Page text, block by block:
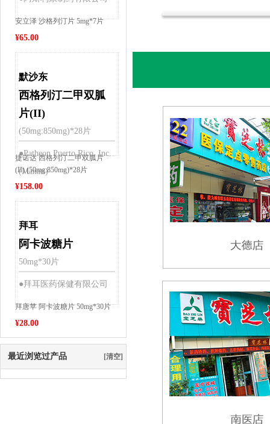
安立泽 沙格列汀片 5mg*7片
¥65.00
默沙东
西格列汀二甲双胍
片(II)
(50mg:850mg)*28片
●Patheon Puerto Rico, Inc.
(Manati)
捷诺达 西格列汀二甲双胍片
(II) (50mg:850mg)*28片
¥158.00
拜耳
阿卡波糖片
50mg*30片
●拜耳医药保健有限公司
拜唐苹 阿卡波糖片 50mg*30片
¥28.00
最近浏览过产品 [清空]